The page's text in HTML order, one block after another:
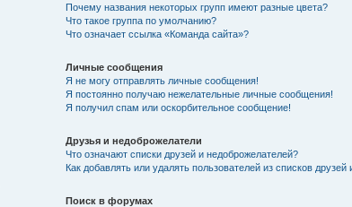
Почему названия некоторых групп имеют разные цвета?
Что такое группа по умолчанию?
Что означает ссылка «Команда сайта»?
Личные сообщения
Я не могу отправлять личные сообщения!
Я постоянно получаю нежелательные личные сообщения!
Я получил спам или оскорбительное сообщение!
Друзья и недоброжелатели
Что означают списки друзей и недоброжелателей?
Как добавлять или удалять пользователей из списков
Поиск в форумах